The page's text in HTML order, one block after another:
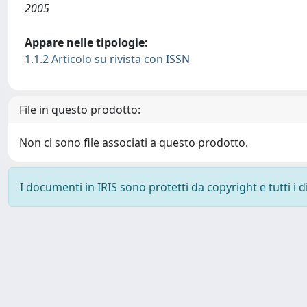
2005
Appare nelle tipologie:
1.1.2 Articolo su rivista con ISSN
File in questo prodotto:
Non ci sono file associati a questo prodotto.
I documenti in IRIS sono protetti da copyright e tutti i